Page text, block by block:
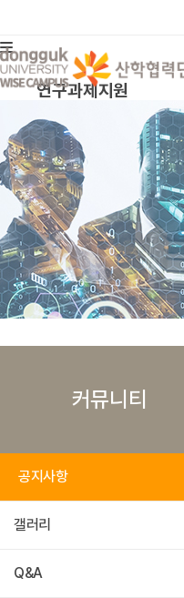
연구과제지원
커뮤니티
공지사항
갤러리
Q&A